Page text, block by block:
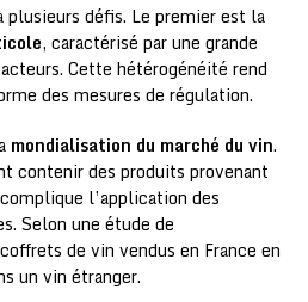
défis. Le premier est la
, caractérisé par une grande
Cette hétérogénéité rend
des mesures de régulation.
mondialisation du marché du vin.
contenir des produits provenant
l’application des
Selon une étude de
de vin vendus en France en
un vin étranger.